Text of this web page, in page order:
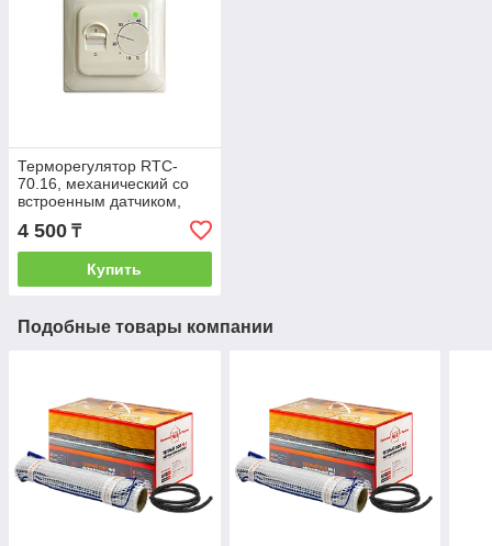
Терморегулятор RTC-
70.16, механический со
встроенным датчиком,
4 500 ₸
Купить
Подобные товары компании